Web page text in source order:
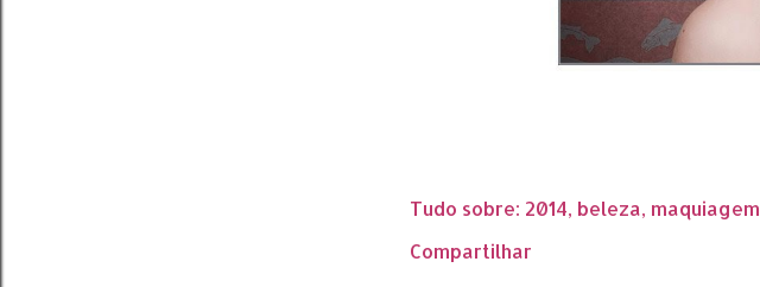
Tudo sobre: 2014 beleza maquiagem
Compartilhar